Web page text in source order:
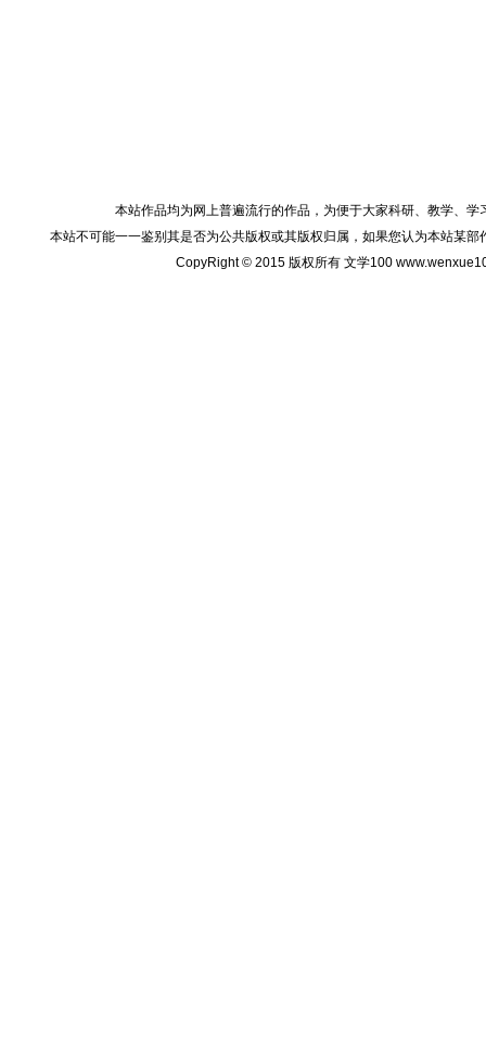
本站作品均为网上普遍流行的作品，为便于大家科研、教学、
本站不可能一一鉴别其是否为公共版权或其版权归属，如果您认为本站某
CopyRight © 2015 版权所有 文学100